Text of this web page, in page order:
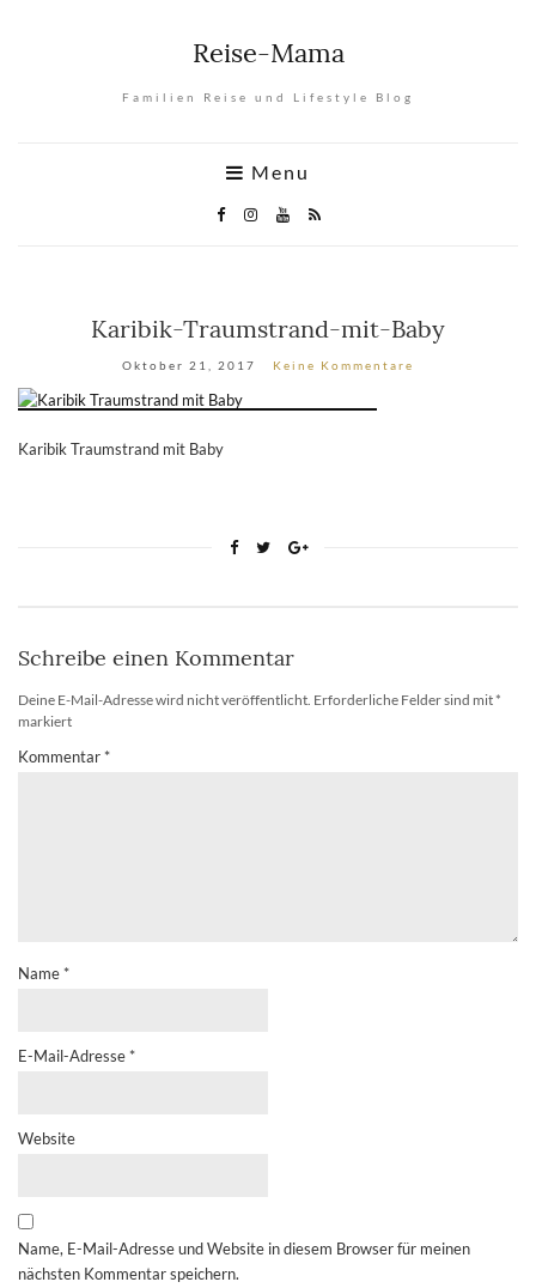
Reise-Mama
Familien Reise und Lifestyle Blog
Menu
Karibik-Traumstrand-mit-Baby
Oktober 21, 2017 Keine Kommentare
Karibik Traumstrand mit Baby
Schreibe einen Kommentar
Deine E-Mail-Adresse wird nicht veröffentlicht. Erforderliche Felder sind mit *
markiert
Kommentar *
Name *
E-Mail-Adresse *
Website
Name, E-Mail-Adresse und Website in diesem Browser für meinen
nächsten Kommentar speichern.